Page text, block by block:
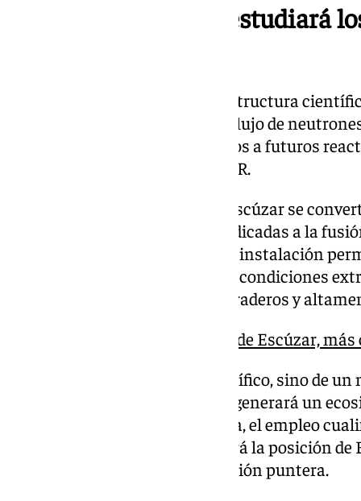
Infraestructura que estudiará
IFMIF-DONES será una infraestructura
objetivo es generar un intenso flujo de
validar los materiales destinados a futuros
europeo DEMO, sucesor del ITER.
El acelerador de partículas de Escúzar se
de infraestructuras globales dedicadas a la
anfitrión de esta pieza clave. La instalación
materiales capaces de soportar condiciones
diseño de reactores seguros, duraderos y
El acelerador de partículas de Escúzar,
Se trata no solo de un hito científico, sino de
económico. La infraestructura generará un
directo en la industria avanzada, el empleo
internacional. Además, reforzará la posición
mapas mundiales de investigación puntera.